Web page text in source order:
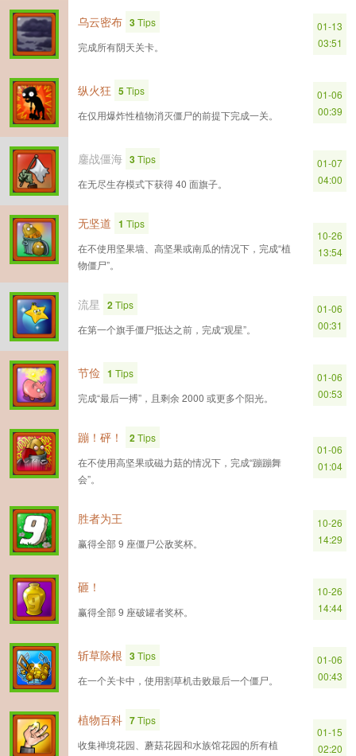
乌云密布 3Tips
完成所有阴天关卡。
01-13
03:51
纵火狂 5Tips
在仅用爆炸性植物消灭僵尸的前提下完成一关。
01-06
00:39
鏖战僵海 3Tips
在无尽生存模式下获得 40 面旗子。
01-07
04:00
无坚道 1 Tips
在不使用坚果墙、高坚果或南瓜的情况下，完成“植
物僵尸”。
10-26
13:54
流星 2Tips
在第一个旗手僵尸抵达之前，完成“观星”。
01-06
00:31
节俭 1 Tips
完成“最后一搏”，且剩余 2000 或更多个阳光。
01-06
00:53
蹦！砰！ 2Tips
在不使用高坚果或磁力菇的情况下，完成“蹦蹦舞
会”。
01-06
01:04
胜者为王
赢得全部 9 座僵尸公敌奖杯。
10-26
14:29
砸！
赢得全部 9 座破罐者奖杯。
10-26
14:44
斩草除根 3Tips
在一个关卡中，使用割草机击败最后一个僵尸。
01-06
00:43
植物百科 7Tips
收集禅境花园、蘑菇花园和水族馆花园的所有植
01-15
02:20